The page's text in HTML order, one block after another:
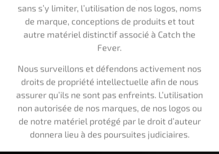
droits de propriété intellectuelle afin de nous
assurer qu’ils ne sont pas enfreints. L’utilisation
non autorisée de nos marques, de nos logos ou
de notre matériel protégé par le droit d’auteur
2016-2024 Catch The Fever Outdoors, LLC. Tous
droits réservés